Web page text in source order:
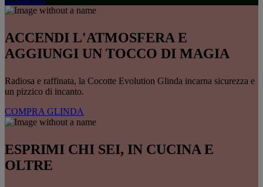
ACCENDI L'ATMOSFERA E
AGGIUNGI UN TOCCO DI MAGIA
Radiosa e raffinata, la Cocotte Evolution Glinda incarna sicurezza e
un pizzico di incanto.
COMPRA GLINDA
ESPRIMI CHI SEI, IN CUCINA E
OLTRE